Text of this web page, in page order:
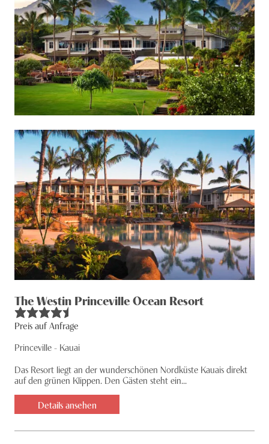
The Westin Princeville Ocean Resort
Preis auf Anfrage
Princeville - Kauai
Das Resort liegt an der wunderschönen Nordküste Kauais direkt
auf den grünen Klippen. Den Gästen steht ein...
Details ansehen